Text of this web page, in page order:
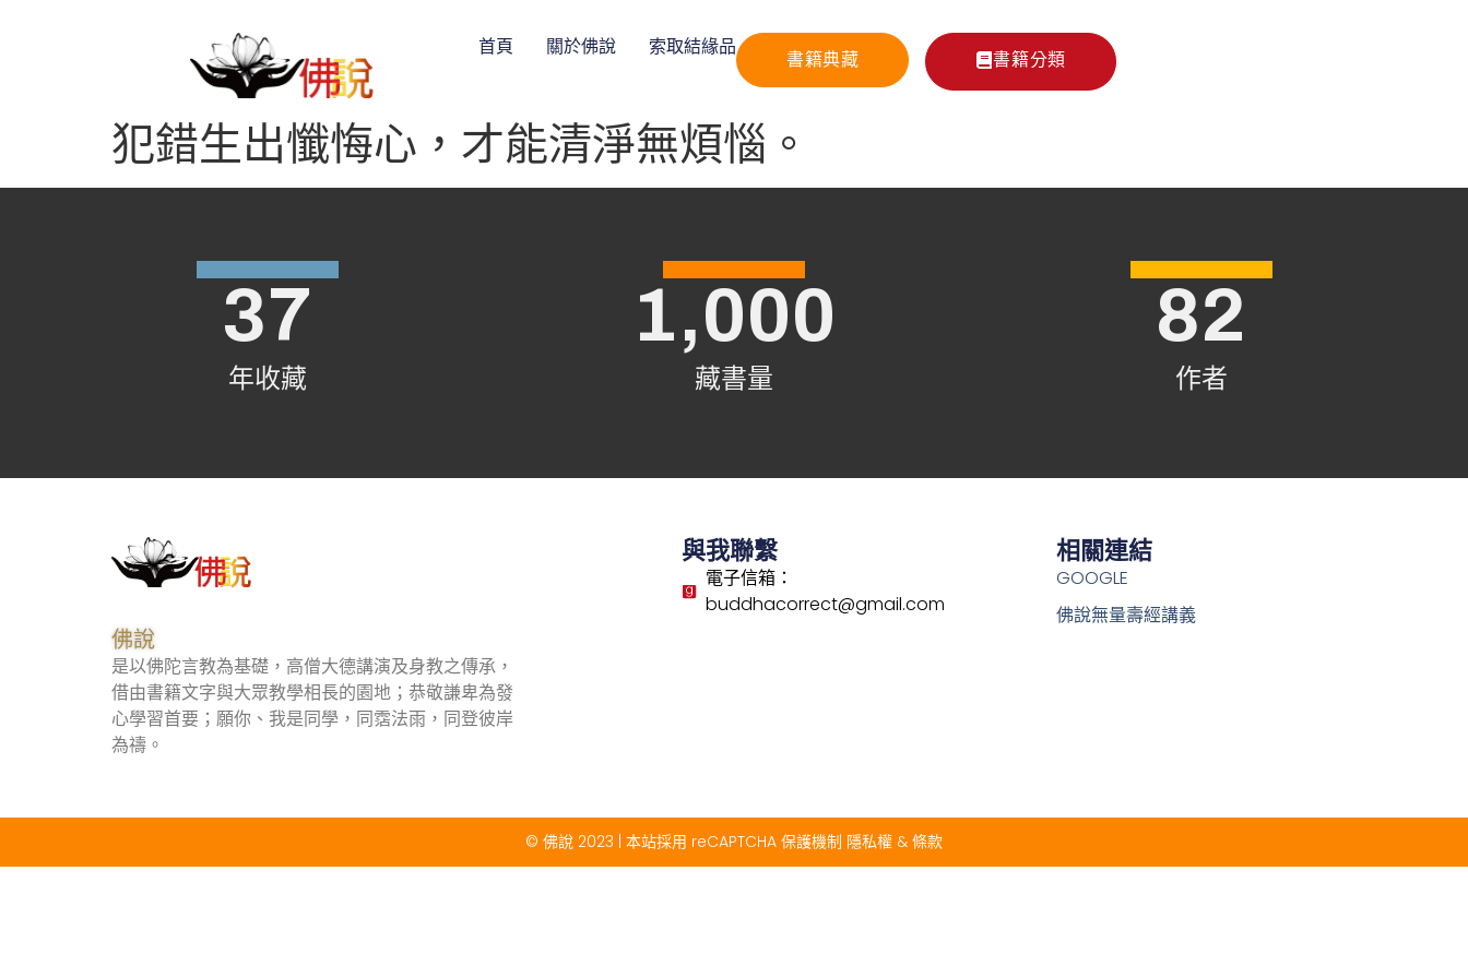
首頁 關於佛說 索取結緣品
書籍典藏 書籍分類
犯錯生出懺悔心，才能清淨無煩惱。
年收藏
37
藏書量
1,000
作者
82
佛說
是以佛陀言教為基礎，高僧大德講演及身教之傳承，
借由書籍文字與大眾教學相長的園地；恭敬謙卑為發
心學習首要；願你、我是同學，同霑法雨，同登彼岸
為禱。
與我聯繫
電子信箱：
buddhacorrect@gmail.com
相關連結
GOOGLE
佛說無量壽經講義
© 佛說 2023 | 本站採用 reCAPTCHA 保護機制 隱私權 & 條款